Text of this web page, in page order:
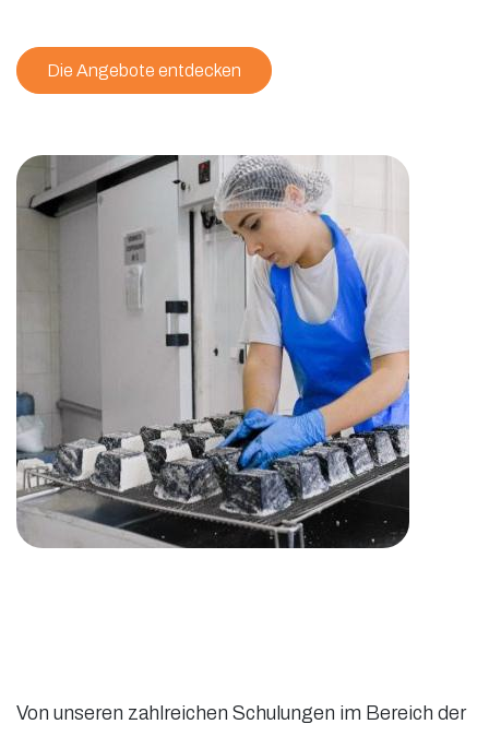
Die Angebote entdecken
Von unseren zahlreichen Schulungen im Bereich der